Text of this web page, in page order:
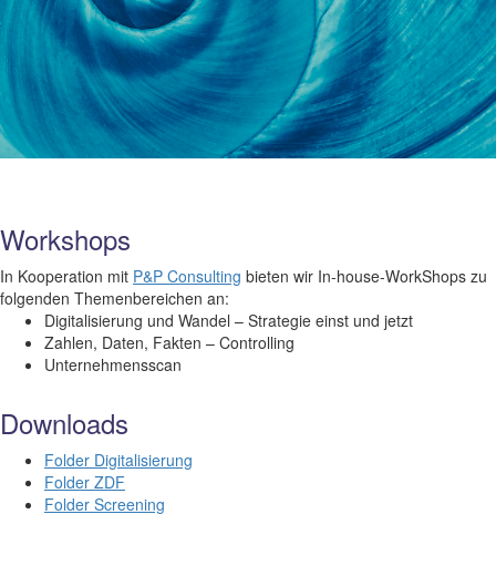
Workshops
In Kooperation mit P&P Consulting bieten wir In-house-WorkShops zu
folgenden Themenbereichen an:
Digitalisierung und Wandel – Strategie einst und jetzt
Zahlen, Daten, Fakten – Controlling
Unternehmensscan
Downloads
Folder Digitalisierung
Folder ZDF
Folder Screening